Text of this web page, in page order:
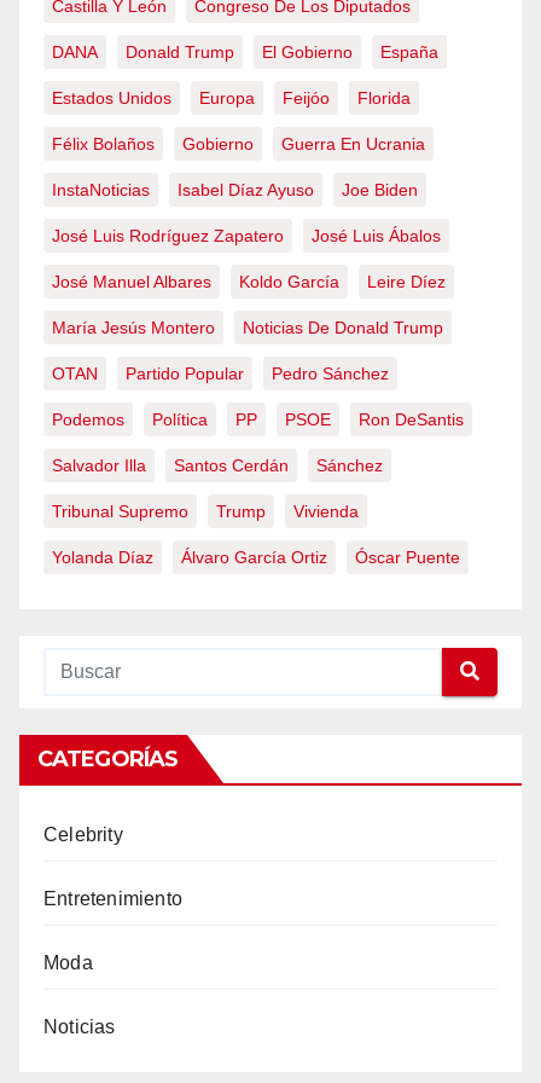
Castilla Y León Congreso De Los Diputados
DANA Donald Trump El Gobierno España
Estados Unidos Europa Feijóo Florida
Félix Bolaños Gobierno Guerra En Ucrania
InstaNoticias Isabel Díaz Ayuso Joe Biden
José Luis Rodríguez Zapatero José Luis Ábalos
José Manuel Albares Koldo García Leire Díez
María Jesús Montero Noticias De Donald Trump
OTAN Partido Popular Pedro Sánchez
Podemos Política PP PSOE Ron DeSantis
Salvador Illa Santos Cerdán Sánchez
Tribunal Supremo Trump Vivienda
Yolanda Díaz Álvaro García Ortiz Óscar Puente
CATEGORÍAS
Celebrity
Entretenimiento
Moda
Noticias